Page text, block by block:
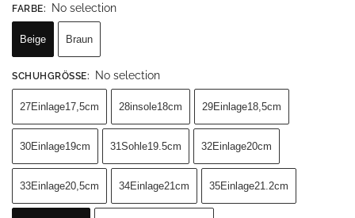
FARBE: No selection
Beige Braun
SCHUHGRÖSSE : No selection
27Einlage17,5cm 28insole18cm 29Einlage18,5cm
30Einlage19cm 31Sohle19.5cm 32Einlage20cm
33Einlage20,5cm 34Einlage21cm 35Einlage21.2cm